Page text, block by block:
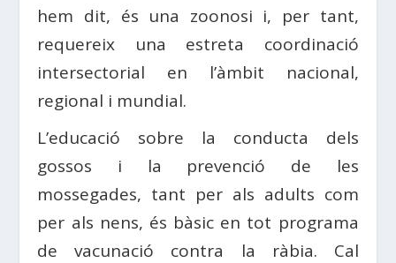
hem dit, és una zoonosi i, per tant,
requereix una estreta coordinació
intersectorial en l’àmbit nacional,
regional i mundial.
L’educació sobre la conducta dels
gossos i la prevenció de les
mossegades, tant per als adults com
per als nens, és bàsic en tot programa
de vacunació contra la ràbia. Cal